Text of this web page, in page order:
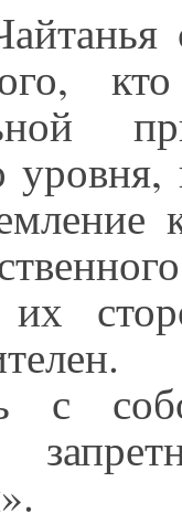
кто
их
с